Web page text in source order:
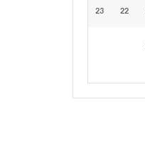
22
23